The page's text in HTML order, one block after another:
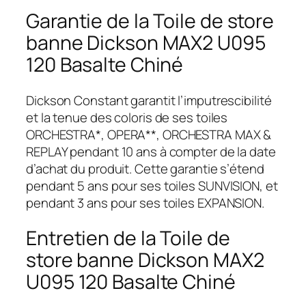
Garantie de la Toile de store
banne Dickson MAX2 U095
120 Basalte Chiné
Dickson Constant garantit l’imputrescibilité
et la tenue des coloris de ses toiles
ORCHESTRA*, OPERA**, ORCHESTRA MAX &
REPLAY pendant 10 ans à compter de la date
d’achat du produit. Cette garantie s’étend
pendant 5 ans pour ses toiles SUNVISION, et
pendant 3 ans pour ses toiles EXPANSION.
Entretien de la Toile de
store banne Dickson MAX2
U095 120 Basalte Chiné